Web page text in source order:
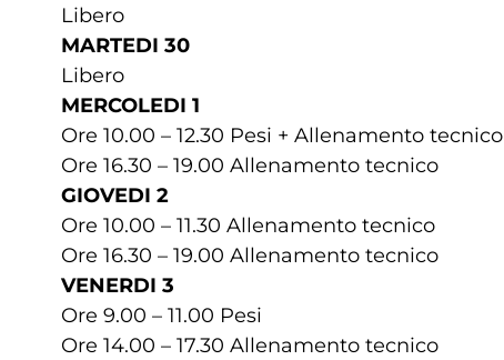
Libero
MARTEDI 30
Libero
MERCOLEDI 1
Ore 10.00 – 12.30 Pesi + Allenamento tecnico
Ore 16.30 – 19.00 Allenamento tecnico
GIOVEDI 2
Ore 10.00 – 11.30 Allenamento tecnico
Ore 16.30 – 19.00 Allenamento tecnico
VENERDI 3
Ore 9.00 – 11.00 Pesi
Ore 14.00 – 17.30 Allenamento tecnico